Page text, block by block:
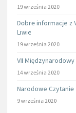
19 września 2020
Dobre informacje z
Liwie
19 września 2020
VII
14 września 2020
Narodowe Czytanie
9 września 2020